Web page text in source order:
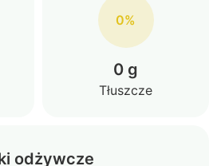
0%
0 g
Tłuszcze
odżywcze